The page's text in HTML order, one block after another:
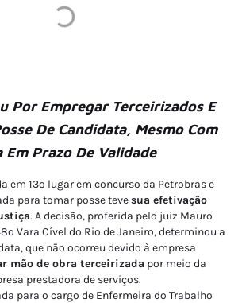
Por Empregar Terceirizados E
De Candidata, Mesmo Com
Em Prazo De Validade
em 13º lugar em concurso da Petrobras e
para tomar posse tevesua efetivação
. A decisão, proferida pelo juiz Mauro
Vara Cível do Rio de Janeiro, determinou a
que não ocorreu devido à empresa
mão de obra terceirizada por meio da
prestadora de serviços.
para o cargo de Enfermeira do Trabalho